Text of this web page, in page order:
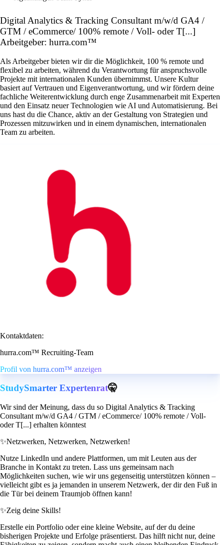
Digital Analytics & Tracking Consultant m/w/d GA4 /
GTM / eCommerce/ 100% remote / Voll- oder T[...]
Arbeitgeber: hurra.com™
Als Arbeitgeber bieten wir dir die Möglichkeit, 100 % remote und
flexibel zu arbeiten, während du Verantwortung für anspruchsvolle
Projekte mit internationalen Kunden übernimmst. Unsere Kultur
basiert auf Vertrauen und Eigenverantwortung, und wir fördern deine
fachliche Weiterentwicklung durch enge Zusammenarbeit mit Experten
und den Einsatz neuer Technologien wie AI und Automatisierung. Bei
uns hast du die Chance, aktiv an der Gestaltung von Strategien und
Prozessen mitzuwirken und in einem dynamischen, internationalen
Team zu arbeiten.
Kontaktdaten:
hurra.com™ Recruiting-Team
Profil von hurra.com™ anzeigen
StudySmarter Expertenrat🤫
Wir sind der Meinung, dass du so Digital Analytics & Tracking
Consultant m/w/d GA4 / GTM / eCommerce/ 100% remote / Voll-
oder T[...] erhalten könntest
✨Netzwerken, Netzwerken, Netzwerken!
Nutze LinkedIn und andere Plattformen, um mit Leuten aus der
Branche in Kontakt zu treten. Lass uns gemeinsam nach
Möglichkeiten suchen, wie wir uns gegenseitig unterstützen können –
vielleicht gibt es ja jemanden in unserem Netzwerk, der dir den Fuß in
die Tür bei deinem Traumjob öffnen kann!
✨Zeig deine Skills!
Erstelle ein Portfolio oder eine kleine Website, auf der du deine
bisherigen Projekte und Erfolge präsentierst. Das hilft nicht nur, deine